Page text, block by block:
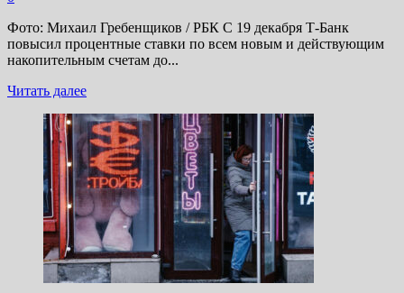
Фото: Михаил Гребенщиков / РБК С 19 декабря Т-Банк
повысил процентные ставки по всем новым и действующим
накопительным счетам до...
Читать далееПрочитать
о
Т-
Банк
улучшил
условия
по
накопительным
счетам
до
16%
годовых